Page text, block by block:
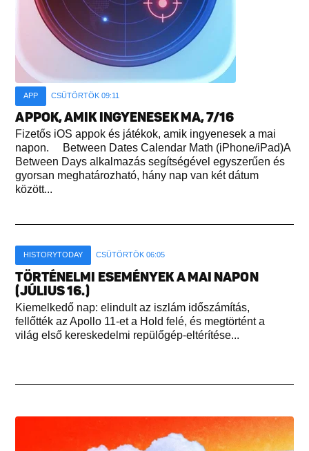
APP CSÜTÖRTÖK 09:11
APPOK, AMIK INGYENESEK MA, 7/16
Fizetős iOS appok és játékok, amik ingyenesek a mai
napon. Between Dates Calendar Math (iPhone/iPad)A
Between Days alkalmazás segítségével egyszerűen és
gyorsan meghatározható, hány nap van két dátum
között...
HISTORYTODAY CSÜTÖRTÖK 06:05
TÖRTÉNELMI ESEMÉNYEK A MAI NAPON
(JÚLIUS 16.)
Kiemelkedő nap: elindult az iszlám időszámítás,
fellőtték az Apollo 11-et a Hold felé, és megtörtént a
világ első kereskedelmi repülőgép-eltérítése...